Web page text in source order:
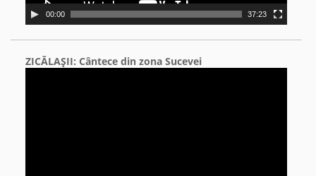
00:00 37:23
ZICĂLAŞII: Cântece din zona Sucevei